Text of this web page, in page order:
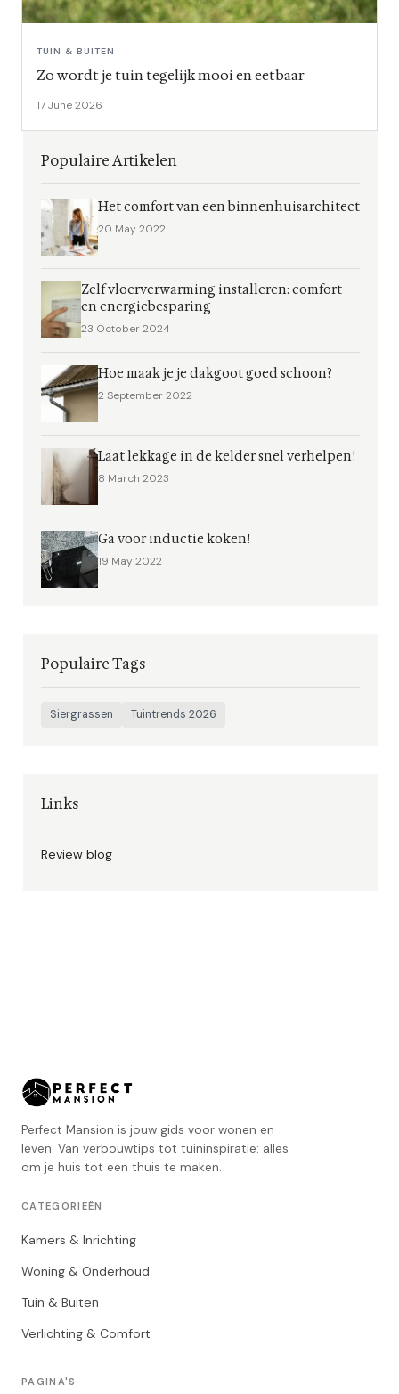
TUIN & BUITEN
Zo wordt je tuin tegelijk mooi en eetbaar
17 June 2026
Populaire Artikelen
Het comfort van een binnenhuisarchitect
20 May 2022
Zelf vloerverwarming installeren: comfort
en energiebesparing
23 October 2024
Hoe maak je je dakgoot goed schoon?
2 September 2022
Laat lekkage in de kelder snel verhelpen!
8 March 2023
Ga voor inductie koken!
19 May 2022
Populaire Tags
Siergrassen Tuintrends 2026
Links
Review blog
Perfect Mansion is jouw gids voor wonen en
leven. Van verbouwtips tot tuininspiratie: alles
om je huis tot een thuis te maken.
CATEGORIEËN
Kamers & Inrichting
Woning & Onderhoud
Tuin & Buiten
Verlichting & Comfort
PAGINA'S